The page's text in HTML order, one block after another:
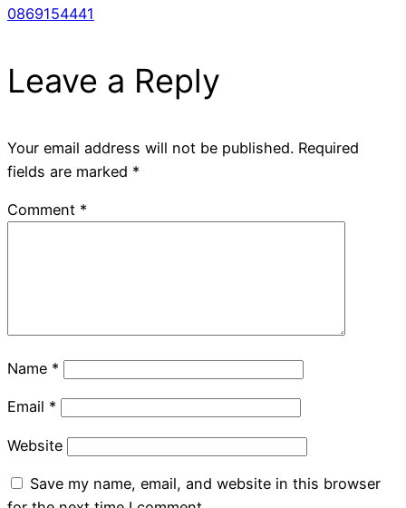
0869154441
Leave a Reply
Your email address will not be published. Required
fields are marked *
Comment *
Name *
Email *
Website
Save my name, email, and website in this browser